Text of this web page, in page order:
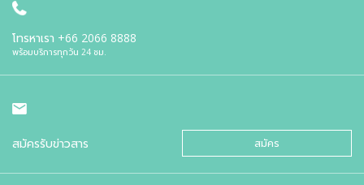
โทรหาเรา +66 2066 8888
พร้อมบริการทุกวัน 24 ชม.
สมัครรับข่าวสาร สมัคร